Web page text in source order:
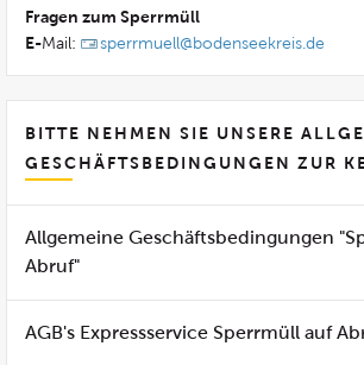
Fragen zum Sperrmüll
E-Mail: sperrmuell@bodenseekreis.de
BITTE NEHMEN SIE UNSERE
GESCHÄFTSBEDINGUNGEN ZUR
Allgemeine Geschäftsbedingungen
Abruf"
AGB's Expressservice Sperrmüll auf